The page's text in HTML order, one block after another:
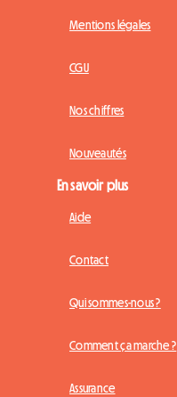
Mentions légales
CGU
Nos chiffres
Nouveautés
En savoir plus
Aide
Contact
Qui sommes-nous ?
Comment ça marche ?
Assurance